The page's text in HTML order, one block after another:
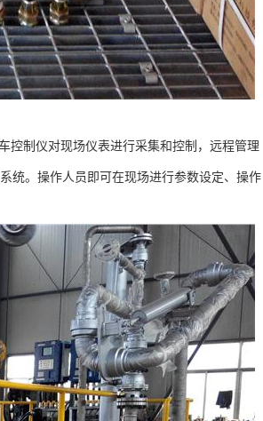
控制仪对现场仪表进行采集和控制，远程管理
统。操作人员即可在现场进行参数设定、操作